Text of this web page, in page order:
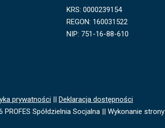
KRS: 0000239154
REGON: 160031522
NIP: 751-16-88-610
prywatności || Deklaracja dostępności
Spółdzielnia Socjalna || Wykonanie strony